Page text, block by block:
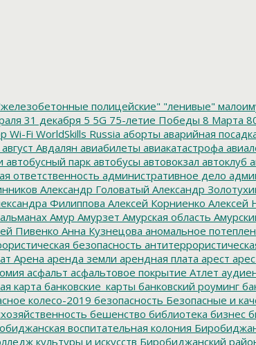
полицейские" "ленивые"
31 декабря 5 5G 75-летие Победы 8 Марта
Wi-Fi WorldSkills Russia аборты аварийная
август Авдалян авиабилеты авиакатастрофа
автобусный парк автобусы автовокзал автоклуб
ответственность административное дело
Александр Головатый Александр
Филиппова Алексей Корниенко Алексей
альманах Амур Амурзет Амурская область
Пивенко Анна Кузнецова аномальное
безопасность
Арена аренда земли арендная плата арест
асфальт асфальтовое покрытие Атлет
карта банковские_карты банковский роуминг
колесо-2019 безопасность Безопасные и
бешенство библиотека бизнес
воспитательная колония
культуры и искусств Биробиджанский